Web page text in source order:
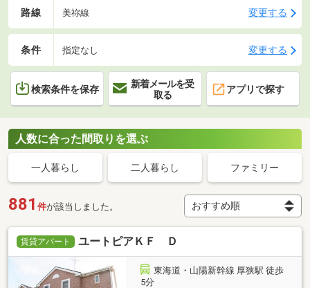
路線 美祢線 変更する
条件 指定なし 変更する
検索条件を保存
新着メールを受
取る
アプリで探す
人数に合った間取りを選ぶ
一人暮らし 二人暮らし ファミリー
881 件が該当しました。
賃貸アパート ユートピアＫＦ Ｄ
東海道・山陽新幹線 厚狭駅 徒歩
5分